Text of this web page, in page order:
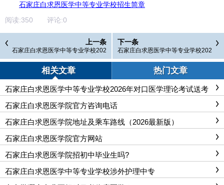
石家庄白求恩医学中等专业学校招生简章
阅读:350 评论:0
上一条
石家庄白求恩医学中等专业学校202
6年对口医学理论考试送考纪实
下一条
石家庄白求恩医学中等专业学校202
6年对口升学医学类专业考试成果喜
相关文章 热门文章
石家庄白求恩医学中等专业学校2026年对口医学理论考试送考
纪实
石家庄白求恩医学院官方咨询电话
石家庄白求恩医学院地址及乘车路线（2026最新版）
石家庄白求恩医学院官方网站
石家庄白求恩医学院招初中毕业生吗?
石家庄白求恩医学中等专业学校涉外护理中专